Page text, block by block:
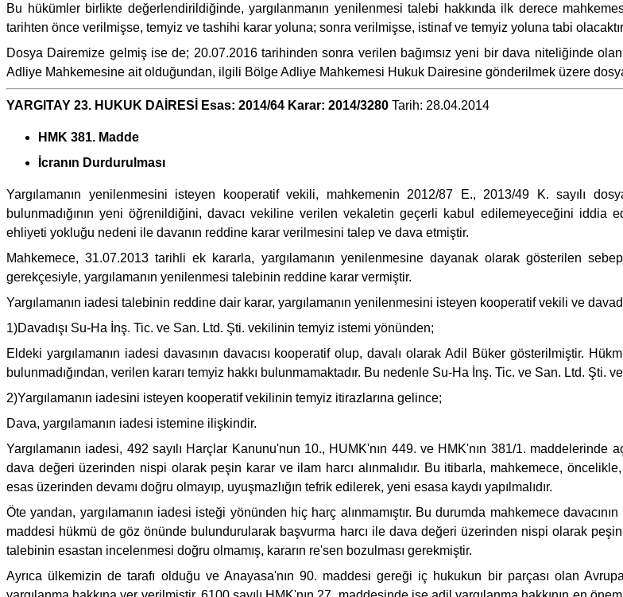
Bu hükümler birlikte değerlendirildiğinde, yargılanmanın yenilenmesi talebi hakkında ilk derece
tarihten önce verilmişse, temyiz ve tashihi karar yoluna; sonra verilmişse, istinaf ve temyiz yoluna tabi
Dosya Dairemize gelmiş ise de; 20.07.2016 tarihinden sonra verilen bağımsız yeni bir dava niteliğinde
Adliye Mahkemesine ait olduğundan, ilgili Bölge Adliye Mahkemesi Hukuk Dairesine gönderilmek üzere
YARGITAY 23. HUKUK DAİRESİ Esas: 2014/64 Karar: 2014/3280 Tarih: 28.04.2014
HMK 381. Madde
İcranın Durdurulması
Yargılamanın yenilenmesini isteyen kooperatif vekili, mahkemenin 2012/87 E., 2013/49 K. sayılı
bulunmadığının yeni öğrenildiğini, davacı vekiline verilen vekaletin geçerli kabul edilemeyeceğini iddia
ehliyeti yokluğu nedeni ile davanın reddine karar verilmesini talep ve dava etmiştir.
Mahkemece, 31.07.2013 tarihli ek kararla, yargılamanın yenilenmesine dayanak olarak gösterilen
gerekçesiyle, yargılamanın yenilenmesi talebinin reddine karar vermiştir.
Yargılamanın iadesi talebinin reddine dair karar, yargılamanın yenilenmesini isteyen kooperatif vekili ve
1)Davadışı Su-Ha İnş. Tic. ve San. Ltd. Şti. vekilinin temyiz istemi yönünden;
Eldeki yargılamanın iadesi davasının davacısı kooperatif olup, davalı olarak Adil Büker gösterilmiştir.
bulunmadığından, verilen kararı temyiz hakkı bulunmamaktadır. Bu nedenle Su-Ha İnş. Tic. ve San. Ltd.
2)Yargılamanın iadesini isteyen kooperatif vekilinin temyiz itirazlarına gelince;
Dava, yargılamanın iadesi istemine ilişkindir.
Yargılamanın iadesi, 492 sayılı Harçlar Kanunu'nun 10., HUMK'nın 449. ve HMK'nın 381/1.
dava değeri üzerinden nispi olarak peşin karar ve ilam harcı alınmalıdır. Bu itibarla, mahkemece,
esas üzerinden devamı doğru olmayıp, uyuşmazlığın tefrik edilerek, yeni esasa kaydı yapılmalıdır.
Öte yandan, yargılamanın iadesi isteği yönünden hiç harç alınmamıştır. Bu durumda mahkemece
maddesi hükmü de göz önünde bulundurularak başvurma harcı ile dava değeri üzerinden nispi olarak peşin
talebinin esastan incelenmesi doğru olmamış, kararın re'sen bozulması gerekmiştir.
Ayrıca ülkemizin de tarafı olduğu ve Anayasa'nın 90. maddesi gereği iç hukukun bir parçası olan